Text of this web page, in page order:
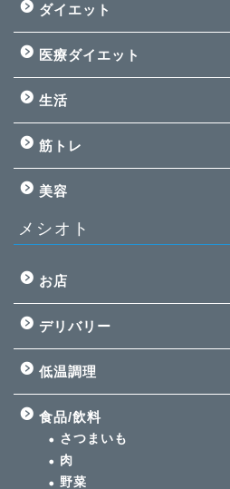
ダイエット
医療ダイエット
生活
筋トレ
美容
メシオト
お店
デリバリー
低温調理
食品/飲料
さつまいも
肉
野菜